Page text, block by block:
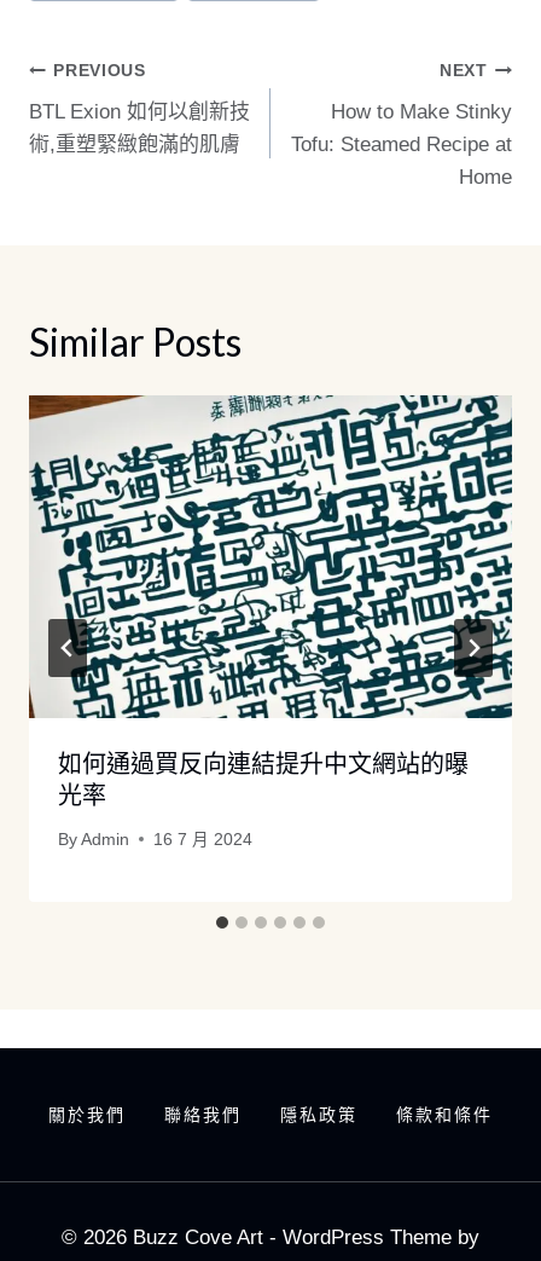
文
章
PREVIOUS
BTL Exion 如何以創新技
術,重塑緊緻飽滿的肌膚
NEXT
How to Make Stinky
Tofu: Steamed Recipe at
Home
Similar Posts
如何通過買反向連結提升中文網站的曝
光率
By Admin 16 7 月 2024
關於我們 聯絡我們 隱私政策 條款和條件
© 2026 Buzz Cove Art - WordPress Theme by